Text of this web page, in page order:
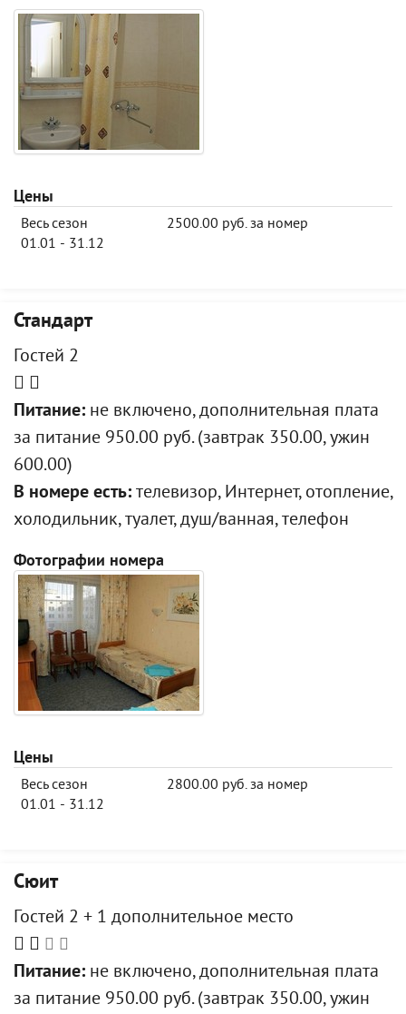
Цены
Весь сезон
01.01 - 31.12
2500.00 руб. за номер
Стандарт
Гостей 2
Питание: не включено, дополнительная плата
за питание 950.00 руб. (завтрак 350.00, ужин
600.00)
В номере есть: телевизор, Интернет, отопление,
холодильник, туалет, душ/ванная, телефон
Фотографии номера
Цены
Весь сезон
01.01 - 31.12
2800.00 руб. за номер
Сюит
Гостей 2 + 1 дополнительное место
Питание: не включено, дополнительная плата
за питание 950.00 руб. (завтрак 350.00, ужин